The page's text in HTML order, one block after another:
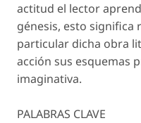
actitud el lector
génesis, esto significa
particular dicha obra
acción sus esquemas
imaginativa.
PALABRAS CLAVE